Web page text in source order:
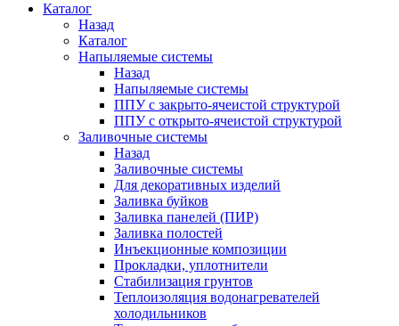
Каталог
Назад
Каталог
Напыляемые системы
Назад
Напыляемые системы
ППУ с закрыто-ячеистой структурой
ППУ с открыто-ячеистой структурой
Заливочные системы
Назад
Заливочные системы
Для декоративных изделий
Заливка буйков
Заливка панелей (ПИР)
Заливка полостей
Инъекционные композиции
Прокладки, уплотнители
Стабилизация грунтов
Теплоизоляция водонагревателей
холодильников